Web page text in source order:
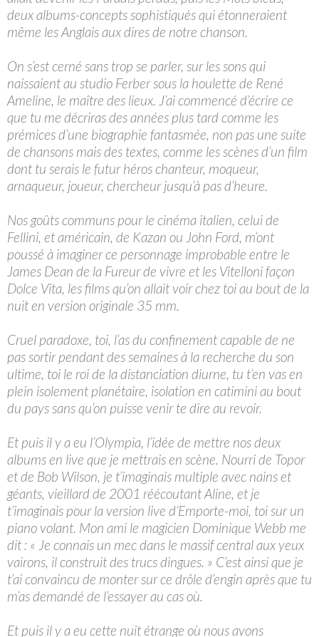
deux albums-concepts sophistiqués qui étonneraient
même les Anglais aux dires de notre chanson.
On s’est cerné sans trop se parler, sur les sons qui
naissaient au studio Ferber sous la houlette de René
Ameline, le maître des lieux. J’ai commencé d’écrire ce
que tu me décriras des années plus tard comme les
prémices d’une biographie fantasmée, non pas une suite
de chansons mais des textes, comme les scènes d’un film
dont tu serais le futur héros chanteur, moqueur,
arnaqueur, joueur, chercheur jusqu’à pas d’heure.
Nos goûts communs pour le cinéma italien, celui de
Fellini, et américain, de Kazan ou John Ford, m’ont
poussé à imaginer ce personnage improbable entre le
James Dean de la Fureur de vivre et les Vitelloni façon
Dolce Vita, les films qu’on allait voir chez toi au bout de la
nuit en version originale 35 mm.
Cruel paradoxe, toi, l’as du confinement capable de ne
pas sortir pendant des semaines à la recherche du son
ultime, toi le roi de la distanciation diurne, tu t’en vas en
plein isolement planétaire, isolation en catimini au bout
du pays sans qu’on puisse venir te dire au revoir.
Et puis il y a eu l’Olympia, l’idée de mettre nos deux
albums en live que je mettrais en scène. Nourri de Topor
et de Bob Wilson, je t’imaginais multiple avec nains et
géants, vieillard de 2001 réécoutant Aline, et je
t’imaginais pour la version live d’Emporte-moi, toi sur un
piano volant. Mon ami le magicien Dominique Webb me
dit : « Je connais un mec dans le massif central aux yeux
vairons, il construit des trucs dingues. » C’est ainsi que je
t’ai convaincu de monter sur ce drôle d’engin après que tu
m’as demandé de l’essayer au cas où.
Et puis il y a eu cette nuit étrange où nous avons